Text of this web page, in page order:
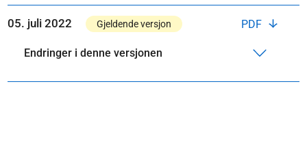
PDF
05. juli 2022 Gjeldende versjon
Endringer i denne versjonen